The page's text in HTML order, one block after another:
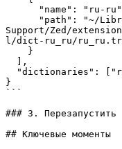
Support/Zed/
l/dict-ru_ru/
}
```
### 3.
## Ключевые моменты